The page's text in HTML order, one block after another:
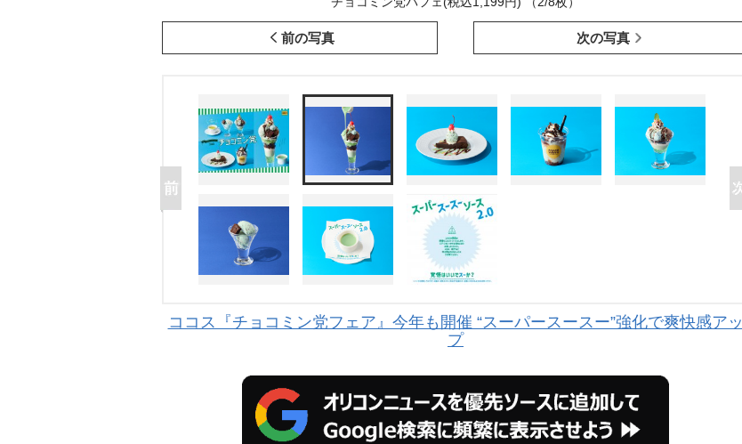
前の写真 次の写真
ココス『チョコミン党フェア』今年も開催 “スーパースースー”強化で爽快感アッ
プ